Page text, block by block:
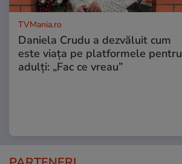
TVMania.ro
Daniela Crudu a dezvăluit cum
este viața pe platformele pentru
adulți: „Fac ce vreau”